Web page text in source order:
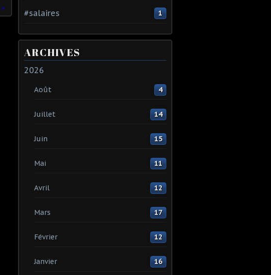
#salaires 1
ARCHIVES
2026
Août 4
Juillet 14
Juin 15
Mai 11
Avril 12
Mars 17
Février 12
Janvier 16